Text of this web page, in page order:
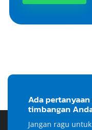
Ada
timbangan
Jangan ragu